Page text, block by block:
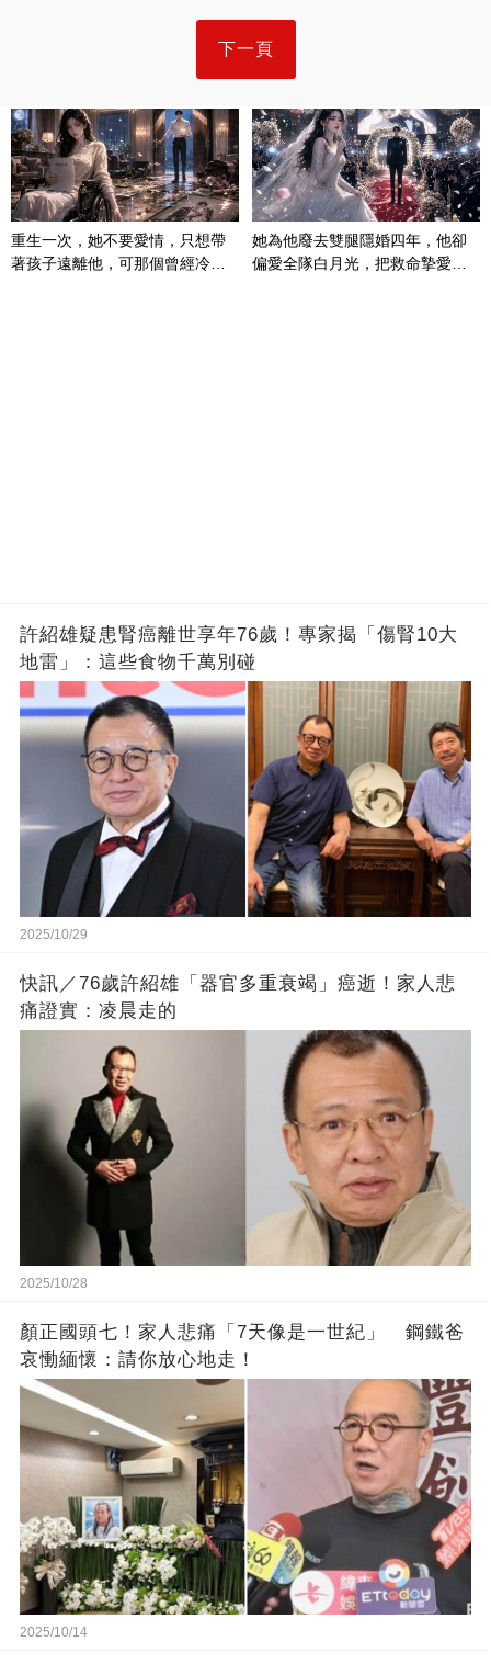
下一頁
重生一次，她不要愛情，只想帶
著孩子遠離他，可那個曾經冷漠
她為他廢去雙腿隱婚四年，他卻
偏愛全隊白月光，把救命摯愛當
許紹雄疑患腎癌離世享年76歲！專家揭「傷腎10大
地雷」：這些食物千萬別碰
2025/10/29
快訊／76歲許紹雄「器官多重衰竭」癌逝！家人悲
痛證實：凌晨走的
2025/10/28
顏正國頭七！家人悲痛「7天像是一世紀」 鋼鐵爸
哀慟緬懷：請你放心地走！
2025/10/14